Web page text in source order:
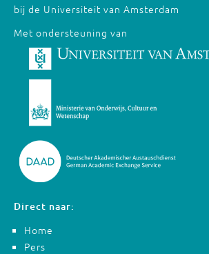
bij de Universiteit van Amsterdam
Met ondersteuning van
Direct naar:
Home
Pers